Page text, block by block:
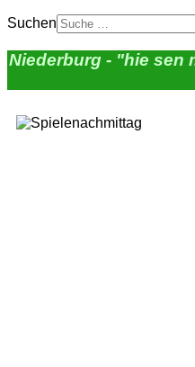
Suchen
Niederburg - "hie sen